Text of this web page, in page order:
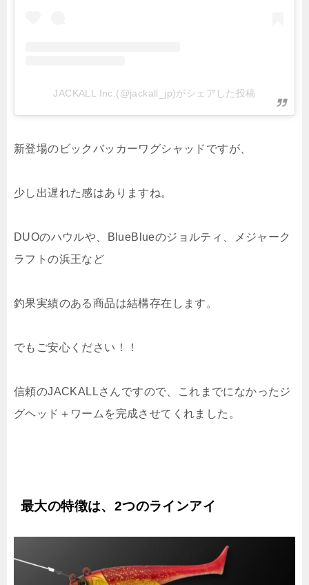
JACKALL Inc.(@jackall_jp)がシェアした投稿
新登場のビックバッカーワグシャッドですが、
少し出遅れた感はありますね。
DUOのハウルや、BlueBlueのジョルティ、メジャーク
ラフトの浜王など
釣果実績のある商品は結構存在します。
でもご安心ください！！
信頼のJACKALLさんですので、これまでになかったジ
グヘッド＋ワームを完成させてくれました。
最大の特徴は、2つのラインアイ